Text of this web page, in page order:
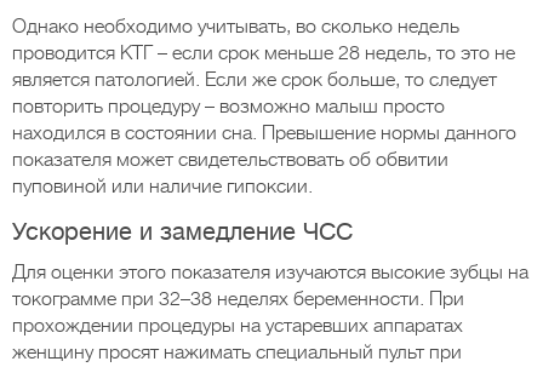
Однако необходимо учитывать, во сколько недель
проводится КТГ – если срок меньше 28 недель, то это не
является патологией. Если же срок больше, то следует
повторить процедуру – возможно малыш просто
находился в состоянии сна. Превышение нормы данного
показателя может свидетельствовать об обвитии
пуповиной или наличие гипоксии.
Ускорение и замедление ЧСС
Для оценки этого показателя изучаются высокие зубцы на
токограмме при 32–38 неделях беременности. При
прохождении процедуры на устаревших аппаратах
женщину просят нажимать специальный пульт при